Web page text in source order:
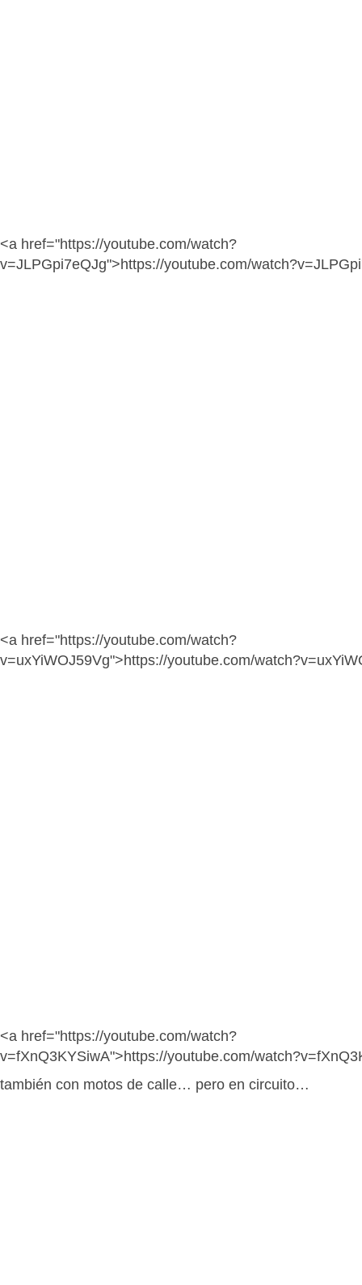
<a href="https://youtube.com/watch?
v=JLPGpi7eQJg">https://youtube.com/
<a href="https://youtube.com/watch?
v=uxYiWOJ59Vg">https://youtube.com/
<a href="https://youtube.com/watch?
v=fXnQ3KYSiwA">https://youtube.com/
también con motos de calle… pero en circuito…